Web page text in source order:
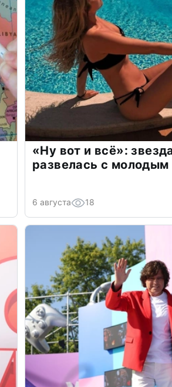
«Ну вот и всё»:
развелась с
6 августа 18